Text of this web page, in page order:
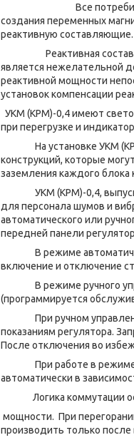
Все потребители
создания переменных
реактивную составляющие.
Реактивная
является нежелательной
реактивной мощности
установок компенсации
УКМ (КРМ)-0,4 имеют
при перегрузке и
На установке УКМ (КРМ)-
конструкций, которые
заземления каждого блока
УКМ (КРМ)-0,4,
для персонала шумов и
автоматического или
передней панели
В режиме
включение и отключение
В режиме ручного
(программируется
При ручном управлении
показаниям регулятора.
После отключения во
При работе в режиме
автоматически в
Логика коммутации
мощности. При
производить только после